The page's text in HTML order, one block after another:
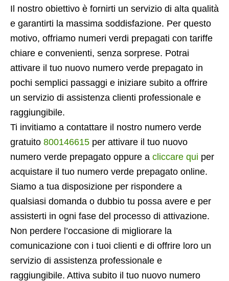
Il nostro obiettivo è fornirti un servizio di alta qualità
e garantirti la massima soddisfazione. Per questo
motivo, offriamo numeri verdi prepagati con tariffe
chiare e convenienti, senza sorprese. Potrai
attivare il tuo nuovo numero verde prepagato in
pochi semplici passaggi e iniziare subito a offrire
un servizio di assistenza clienti professionale e
raggiungibile.
Ti invitiamo a contattare il nostro numero verde
gratuito 800146615 per attivare il tuo nuovo
numero verde prepagato oppure a cliccare qui per
acquistare il tuo numero verde prepagato online.
Siamo a tua disposizione per rispondere a
qualsiasi domanda o dubbio tu possa avere e per
assisterti in ogni fase del processo di attivazione.
Non perdere l’occasione di migliorare la
comunicazione con i tuoi clienti e di offrire loro un
servizio di assistenza professionale e
raggiungibile. Attiva subito il tuo nuovo numero